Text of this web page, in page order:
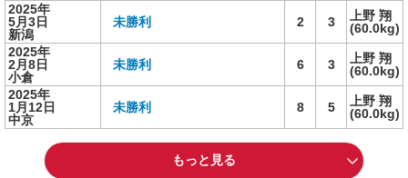
2025年
5月3日
新潟
未勝利 2 3
上野 翔
(60.0kg)
2025年
2月8日
小倉
未勝利 6 3
上野 翔
(60.0kg)
2025年
1月12日
中京
未勝利 8 5
上野 翔
(60.0kg)
もっと見る